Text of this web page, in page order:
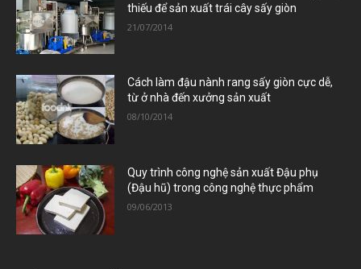
thiếu để sản xuất trái cây sấy giòn
21/07/2014
Cách làm đậu nành rang sấy giòn cực dễ,
từ ở nhà đến xưởng sản xuất
08/10/2014
Quy trình công nghệ sản xuất Đậu phụ
(Đậu hũ) trong công nghệ thực phẩm
09/06/2013